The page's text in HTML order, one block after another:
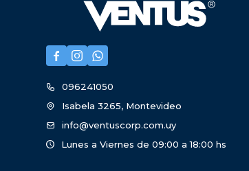
  
096241050
Isabela 3265, Montevideo
info@ventuscorp.com.uy
Lunes a Viernes de 09:00 a 18:00 hs